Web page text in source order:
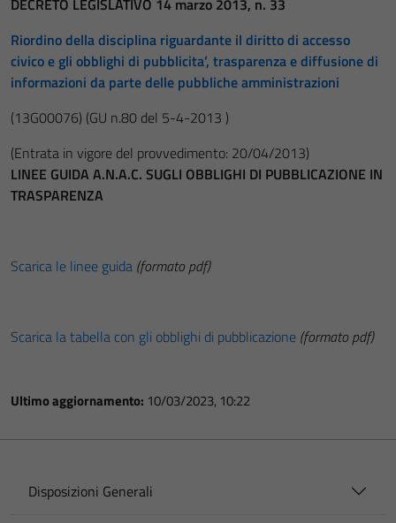
DECRETO LEGISLATIVO 14 marzo 2013, n. 33
Riordino della disciplina riguardante il diritto di accesso
civico e gli obblighi di pubblicita’, trasparenza e diffusione di
informazioni da parte delle pubbliche amministrazioni
(13G00076) (GU n.80 del 5-4-2013 )
(Entrata in vigore del provvedimento: 20/04/2013)
LINEE GUIDA A.N.A.C. SUGLI OBBLIGHI DI PUBBLICAZIONE IN
TRASPARENZA
Scarica le linee guida (formato pdf)
Scarica la tabella con gli obblighi di pubblicazione (formato pdf)
Ultimo aggiornamento: 10/03/2023, 10:22
Disposizioni Generali